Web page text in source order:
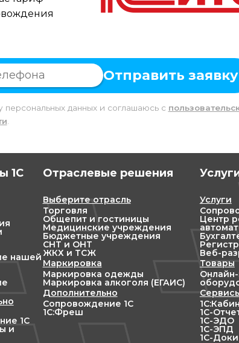
Отправить заявку
данных и соглашаюсь c
1С
нашей
1С
и
Отраслевые решения
Выберите отрасль
Торговля
Общепит и гостиницы
Медицинские учреждения
Бюджетные учреждения
СНТ и ОНТ
ЖКХ и ТСЖ
Маркировка
Маркировка одежды
Маркировка алкоголя (ЕГАИС)
Дополнительно
Сопровождение 1С
1С:Фреш
Услуги
Центр
Веб-
Товары
1С-
1С-ЭДО
1С-ЭПД
1С-Доки